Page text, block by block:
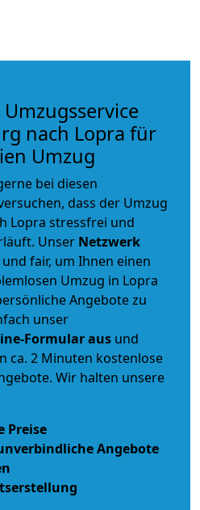
nach Lopra für
Umzug
bei diesen
dass der Umzug
Lopra stressfrei und
Unser Netzwerk
fair, um Ihnen einen
Umzug in Lopra
Angebote zu
unser
Formular aus und
ca. 2 Minuten kostenlose
Wir halten unsere
Preise
Angebote